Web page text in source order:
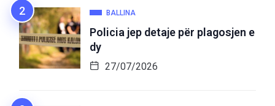
BALLINA
Policia jep detaje për plagosjen e
dy
27/07/2026